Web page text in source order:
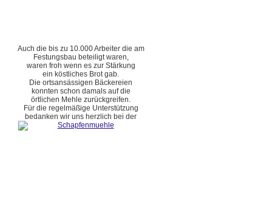
Auch die bis zu 10.000 Arbeiter die am
Festungsbau beteiligt waren,
waren froh wenn es zur Stärkung
ein köstliches Brot gab.
Die ortsansässigen Bäckereien
konnten schon damals auf die
örtlichen Mehle zurückgreifen.
Für die regelmäßige Unterstützung
bedanken wir uns herzlich bei der